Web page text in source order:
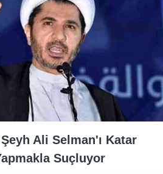
Ali Selman'ı Katar
Suçluyor